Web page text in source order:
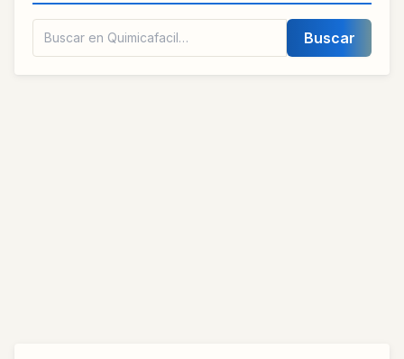
Buscar